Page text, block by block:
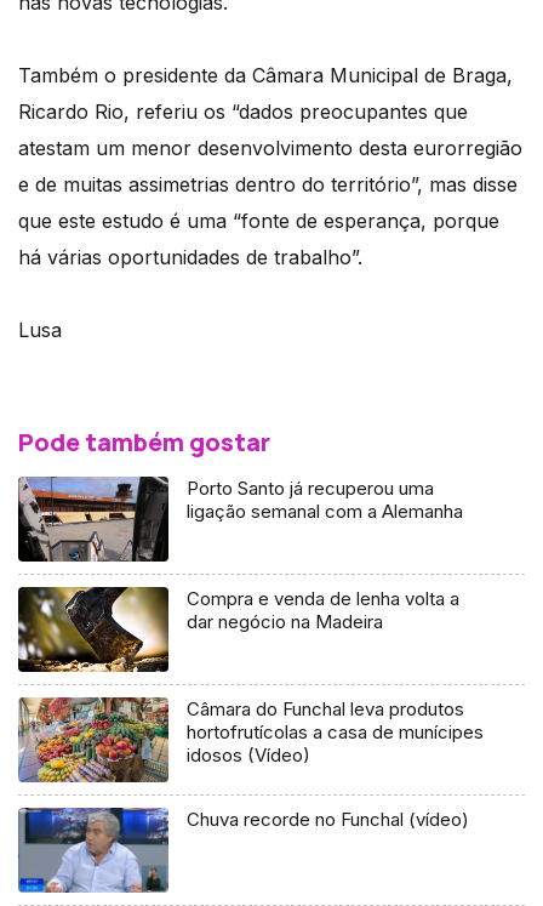
Também o presidente da Câmara Municipal de Braga,
Ricardo Rio, referiu os “dados preocupantes que
atestam um menor desenvolvimento desta eurorregião
e de muitas assimetrias dentro do território”, mas disse
que este estudo é uma “fonte de esperança, porque
há várias oportunidades de trabalho”.
Lusa
Pode também gostar
Porto Santo já recuperou uma
ligação semanal com a Alemanha
Compra e venda de lenha volta a
dar negócio na Madeira
Câmara do Funchal leva produtos
hortofrutícolas a casa de munícipes
idosos (Vídeo)
Chuva recorde no Funchal (vídeo)